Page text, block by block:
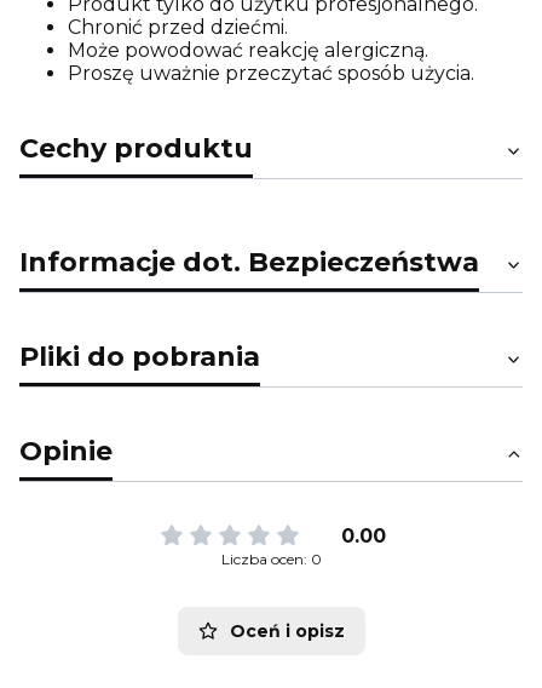
Chronić przed dziećmi.
Może powodować reakcję alergiczną.
Proszę uważnie przeczytać sposób użycia.
Cechy produktu
Informacje dot. Bezpieczeństwa
Pliki do pobrania
Opinie
0.00
Liczba ocen: 0
Oceń i opisz